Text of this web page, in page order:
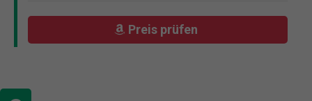
Preis prüfen